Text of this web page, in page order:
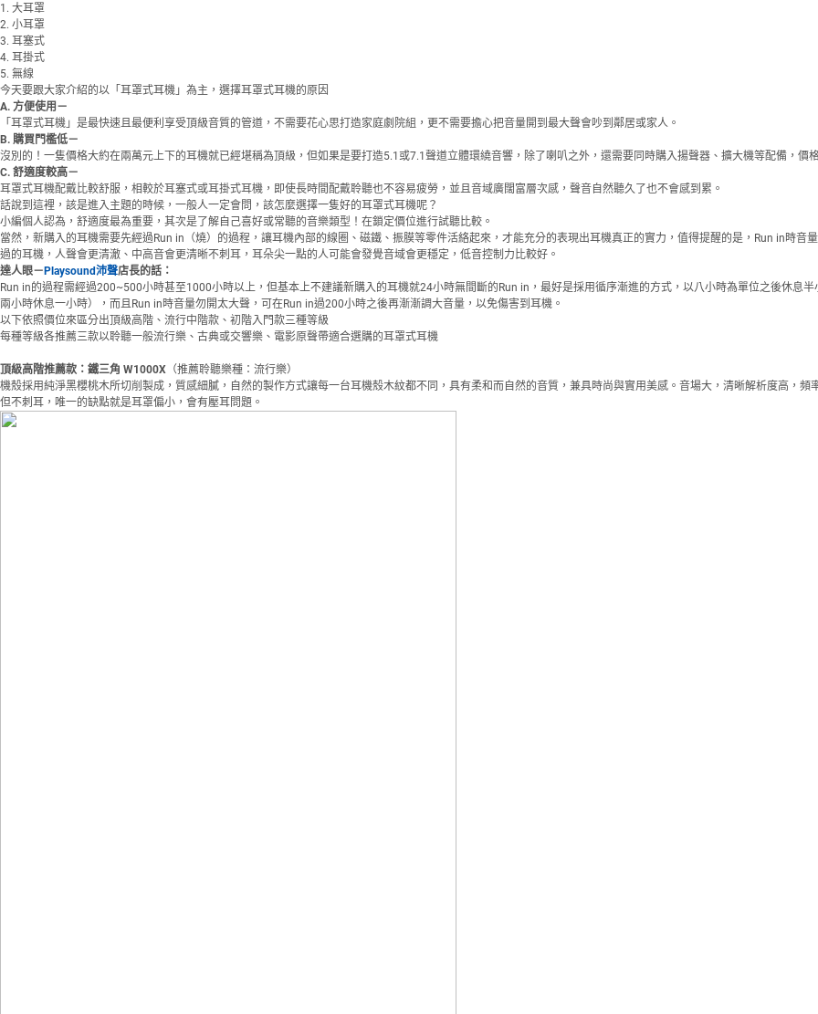
1. 大耳罩
2. 小耳罩
3. 耳塞式
4. 耳掛式
5. 無線
今天要跟大家介紹的以「耳罩式耳機」為主，選擇耳罩式耳機的原因
A. 方便使用－
「耳罩式耳機」是最快速且最便利享受頂級音質的管道，不需要花心思打造家庭劇院組，更不需要擔心把音量開到最大聲會吵到鄰居或家人。
B. 購買門檻低－
沒別的！一隻價格大約在兩萬元上下的耳機就已經堪稱為頂級，但如果是要打造5.1或7.1聲道立體環繞音響，除了喇叭之外，還需要同時購入揚聲器、擴大機等配備，價
C. 舒適度較高－
耳罩式耳機配戴比較舒服，相較於耳塞式或耳掛式耳機，即使長時間配戴聆聽也不容易疲勞，並且音域廣闊富層次感，聲音自然聽久了也不會感到累。
話說到這裡，該是進入主題的時候，一般人一定會問，該怎麼選擇一隻好的耳罩式耳機呢？
小編個人認為，舒適度最為重要，其次是了解自己喜好或常聽的音樂類型！在鎖定價位進行試聽比較。
當然，新購入的耳機需要先經過Run in（燒）的過程，讓耳機內部的線圈、磁鐵、振膜等零件活絡起來，才能充分的表現出耳機真正的實力，值得提醒的是，Run in時
過的耳機，人聲會更清澈、中高音會更清晰不刺耳，耳朵尖一點的人可能會發覺音域會更穩定，低音控制力比較好。
達人眼－ Playsound沛聲店長的話：
Run in的過程需經過200~500小時甚至1000小時以上，但基本上不建議新購入的耳機就24小時無間斷的Run in，最好是採用循序漸進的方式，以八小時為單位之後休息
兩小時休息一小時），而且Run in時音量勿開太大聲，可在Run in過200小時之後再漸漸調大音量，以免傷害到耳機。
以下依照價位來區分出頂級高階、流行中階款、初階入門款三種等級
每種等級各推薦三款以聆聽一般流行樂、古典或交響樂、電影原聲帶適合選購的耳罩式耳機
頂級高階推薦款：鐵三角 W1000X （推薦聆聽樂種：流行樂）
機殼採用純淨黑櫻桃木所切削製成，質感細膩，自然的製作方式讓每一台耳機殼木紋都不同，具有柔和而自然的音質，兼具時尚與實用美感。音場大，清晰解析度高，
但不刺耳，唯一的缺點就是耳罩偏小，會有壓耳問題。